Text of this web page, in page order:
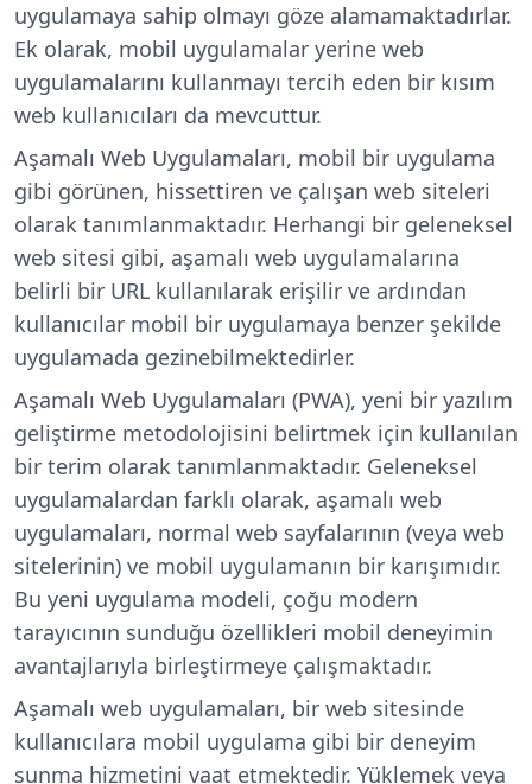
uygulamaya sahip olmayı göze alamamaktadırlar.
Ek olarak, mobil uygulamalar yerine web
uygulamalarını kullanmayı tercih eden bir kısım
web kullanıcıları da mevcuttur.
Aşamalı Web Uygulamaları, mobil bir uygulama
gibi görünen, hissettiren ve çalışan web siteleri
olarak tanımlanmaktadır. Herhangi bir geleneksel
web sitesi gibi, aşamalı web uygulamalarına
belirli bir URL kullanılarak erişilir ve ardından
kullanıcılar mobil bir uygulamaya benzer şekilde
uygulamada gezinebilmektedirler.
Aşamalı Web Uygulamaları (PWA), yeni bir yazılım
geliştirme metodolojisini belirtmek için kullanılan
bir terim olarak tanımlanmaktadır. Geleneksel
uygulamalardan farklı olarak, aşamalı web
uygulamaları, normal web sayfalarının (veya web
sitelerinin) ve mobil uygulamanın bir karışımıdır.
Bu yeni uygulama modeli, çoğu modern
tarayıcının sunduğu özellikleri mobil deneyimin
avantajlarıyla birleştirmeye çalışmaktadır.
Aşamalı web uygulamaları, bir web sitesinde
kullanıcılara mobil uygulama gibi bir deneyim
sunma hizmetini vaat etmektedir. Yüklemek veya